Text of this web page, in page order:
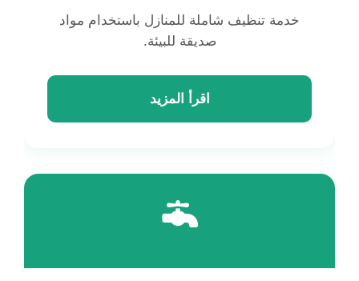
خدمة تنظيف شاملة للمنازل باستخدام مواد
صديقة للبيئة.
اقرأ المزيد